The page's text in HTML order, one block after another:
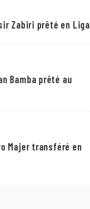
Zabiri prêté en Liga
Bamba prêté au
Majer transféré en